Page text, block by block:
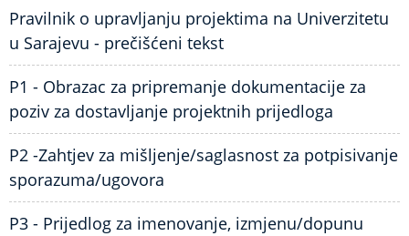
Pravilnik o upravljanju projektima na Univerzitetu
u Sarajevu - prečišćeni tekst
P1 - Obrazac za pripremanje dokumentacije za
poziv za dostavljanje projektnih prijedloga
P2 -Zahtjev za mišljenje/saglasnost za potpisivanje
sporazuma/ugovora
P3 - Prijedlog za imenovanje, izmjenu/dopunu